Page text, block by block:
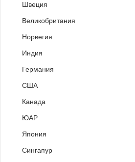
Швеция
Великобритания
Норвегия
Индия
Германия
США
Канада
ЮАР
Япония
Сингапур